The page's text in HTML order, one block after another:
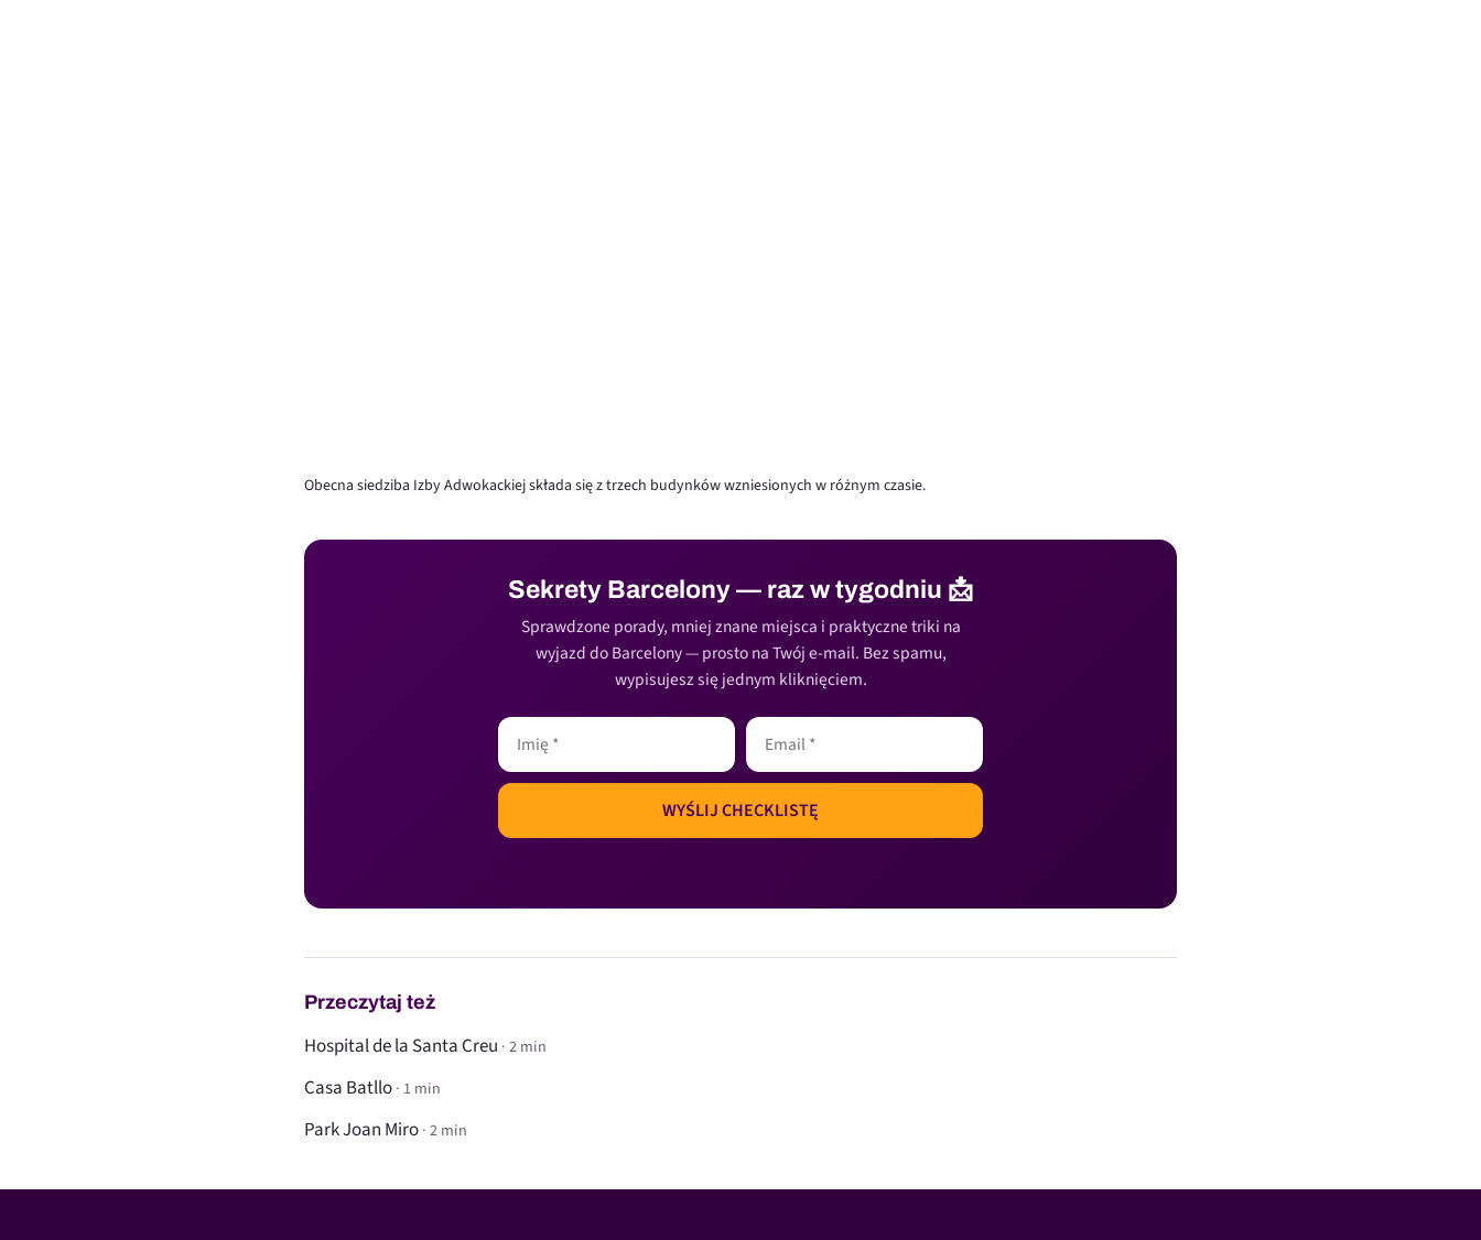
Obecna siedziba Izby Adwokackiej składa się z trzech budynków wzniesionych w różnym czasie.
Sekrety Barcelony — raz w tygodniu 📩
Sprawdzone porady, mniej znane miejsca i praktyczne triki na
wyjazd do Barcelony — prosto na Twój e-mail. Bez spamu,
wypisujesz się jednym kliknięciem.
Przeczytaj też
Hospital de la Santa Creu · 2 min
Casa Batllo · 1 min
Park Joan Miro · 2 min